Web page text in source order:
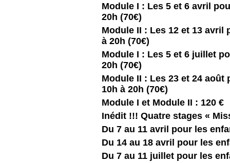
Module I : Les 5 et 6 avril
20h (70€)
Module II : Les 12 et 13 avril
à 20h (70€)
Module I : Les 5 et 6 juillet
20h (70€)
Module II : Les 23 et 24
10h à 20h (70€)
Module I et Module II : 120 €
Inédit !!! Quatre stages «
Du 7 au 11 avril pour les
Du 14 au 18 avril pour les
Du 7 au 11 juillet pour les